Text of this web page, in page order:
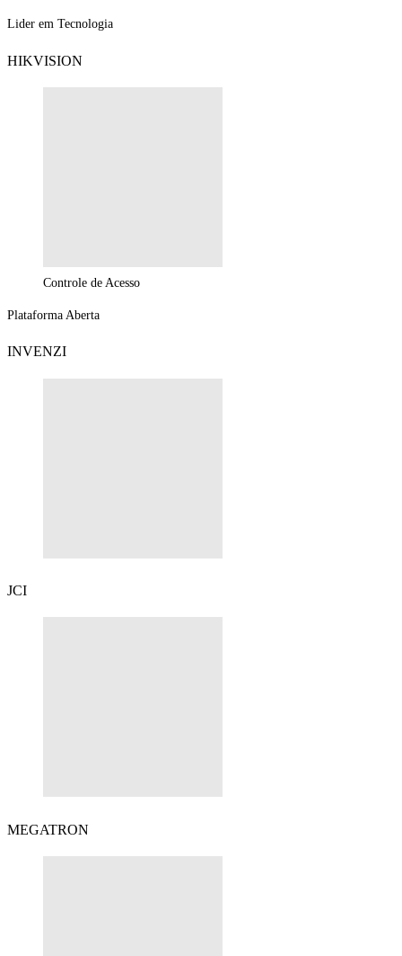
Lider em Tecnologia
HIKVISION
Controle de Acesso
Plataforma Aberta
INVENZI
JCI
MEGATRON